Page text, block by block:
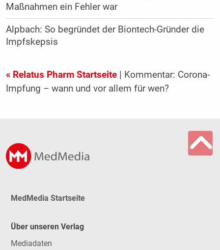
Maßnahmen ein Fehler war
Alpbach: So begründet der Biontech-Gründer die
Impfskepsis
« Relatus Pharm Startseite| Kommentar: Corona-
Impfung – wann und vor allem für wen?
MedMedia Startseite
Über unseren Verlag
Mediadaten